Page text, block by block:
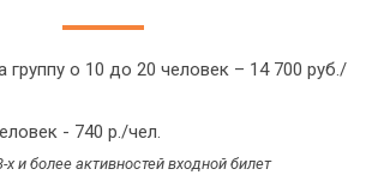
группу о 10 до 20 человек – 14 700 руб./
- 740 р./чел.
и более активностей входной билет